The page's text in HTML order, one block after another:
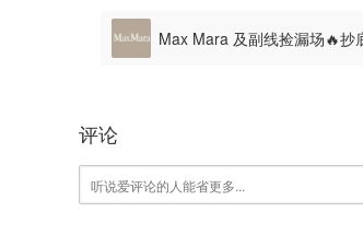
Max Mara 及副线捡漏场🔥
评论